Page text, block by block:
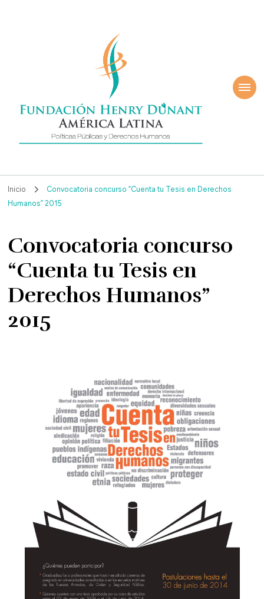
Henry
América Latina
Inicio
Convocatoria concurso “Cuenta tu Tesis en Derechos
Humanos” 2015
Convocatoria concurso
“Cuenta tu Tesis en
Derechos Humanos”
2015